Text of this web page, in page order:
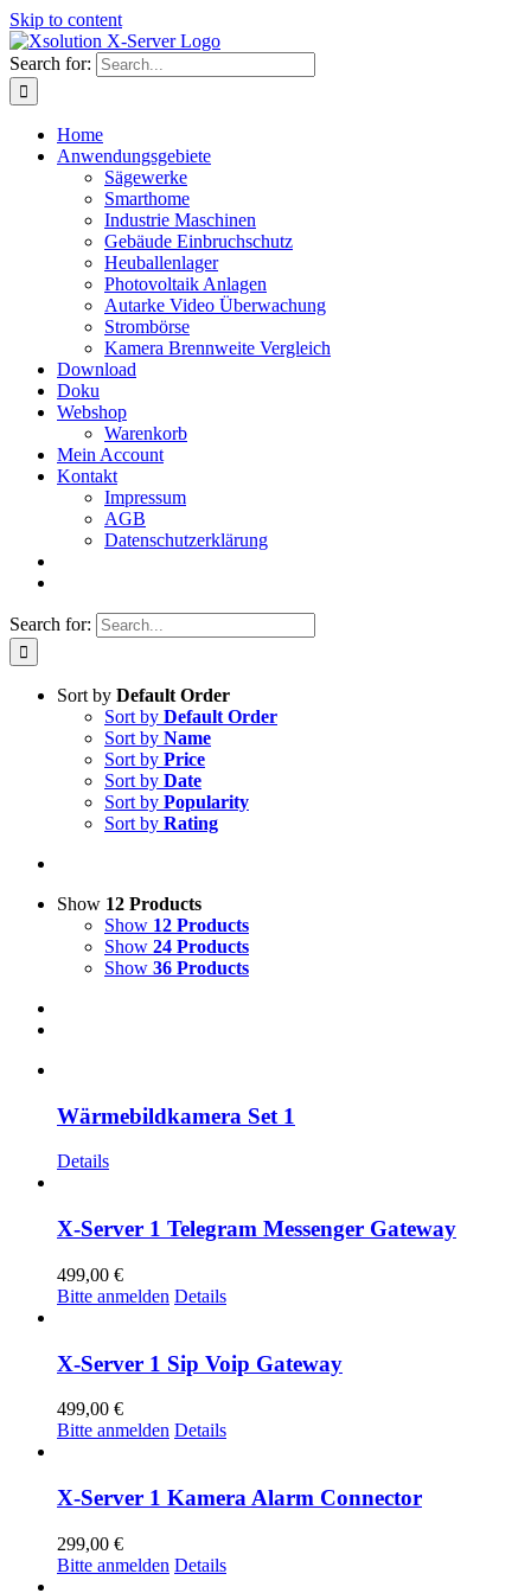
Skip to content
Search for:
Home
Anwendungsgebiete
Sägewerke
Smarthome
Industrie Maschinen
Gebäude Einbruchschutz
Heuballenlager
Photovoltaik Anlagen
Autarke Video Überwachung
Strombörse
Kamera Brennweite Vergleich
Download
Doku
Webshop
Warenkorb
Mein Account
Kontakt
Impressum
AGB
Datenschutzerklärung
Search for:
Sort by Default Order
Sort by Default Order
Sort by Name
Sort by Price
Sort by Date
Sort by Popularity
Sort by Rating
Show 12 Products
Show 12 Products
Show 24 Products
Show 36 Products
Wärmebildkamera Set 1
Details
X-Server 1 Telegram Messenger Gateway
499,00 €
Bitte anmelden Details
X-Server 1 Sip Voip Gateway
499,00 €
Bitte anmelden Details
X-Server 1 Kamera Alarm Connector
299,00 €
Bitte anmelden Details